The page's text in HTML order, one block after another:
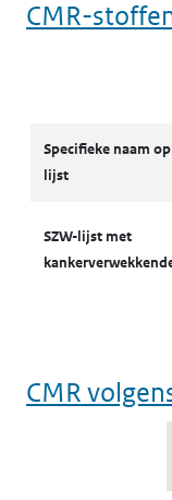
CMR-
Specifieke naam op
lijst
SZW-lijst met
CMR